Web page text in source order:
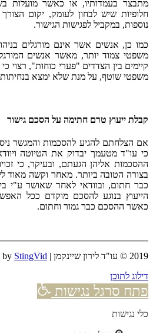
מתבצר בעמדותיו, או כאשר מועלות
חלופיות שיש לבחון לעומק, יקום
נוספות, במקביל לפגישות הגישור.
כמו כן, אנשים אשר אינם מורגלים
משפטי צמוד יותר, מאשר אנשים
קיימים בין הצדדים "פערי כוחות", רצוי
משפטי שוטף, על מנת שלא ימצא בנחיתות
קבלת ייעוץ טרם חתימה על הסכם גישור
אם הצלחתם להגיע להסכמות והמגשר
כי עו"ד מטעמך יבדוק את הטיוטה
ההסכמות אליהן הגעתם, ובעיקר, כי
בצורה הטובה ביותר. מאחר וקשה
כבר חתום, ובוודאי לאחר שאושר ע"י
הייעוץ בנוגע להסכם מוקדם ככל
כאשר ההסכם כבר גמור וחתום.
2019 © עו"ד לירון שיינקמן | Made with ♥ by
StingVid
דילוג לתוכן
פתח סרגל נגישות
כלי נגישות